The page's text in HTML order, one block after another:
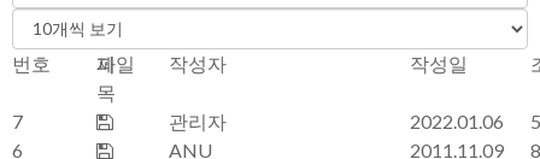
번호
제
목
파일 작성자 작성일
7 2022학년도 재외국민 및 외국인 특별전형 모집요강
관리자 2022.01.06
6
2012학년도 재외국민 및 외국인 특별전형 모집요강
ANU 2011.11.09